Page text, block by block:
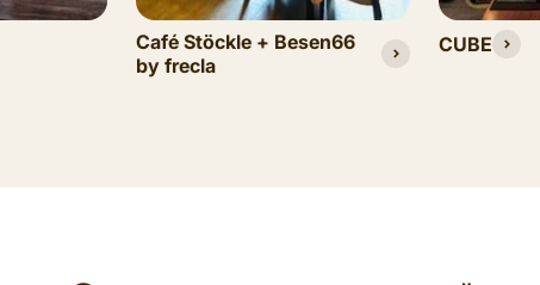
Café Stöckle + Besen66
by frecla
CUBE